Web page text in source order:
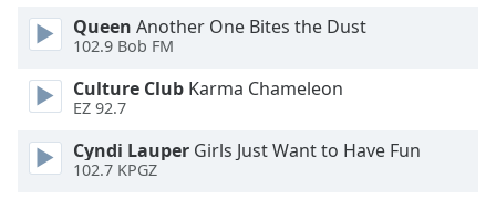
Dialog
End
dialog
window.
Queen Another One Bites the Dust
102.9 Bob FM
Culture Club Karma Chameleon
EZ 92.7
Cyndi Lauper Girls Just Want to Have Fun
102.7 KPGZ